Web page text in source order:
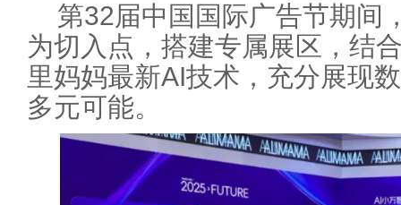
第32届中国国际广告节期间
为切入点，搭建专属展区，结
里妈妈最新AI技术，充分展现
多元可能。